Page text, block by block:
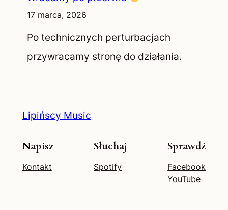
17 marca, 2026
Po technicznych perturbacjach
przywracamy stronę do działania.
Lipińscy Music
Napisz
Kontakt
Słuchaj
Spotify
Sprawdź
Facebook
YouTube